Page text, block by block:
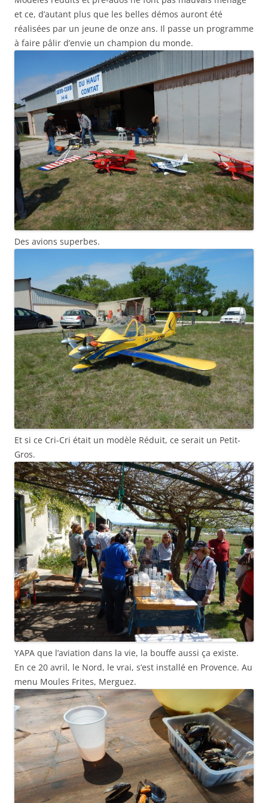
et ce, d’autant plus que les belles démos auront été
réalisées par un jeune de onze ans. Il passe un programme
à faire pâlir d’envie un champion du monde.
Des avions superbes.
Et si ce Cri-Cri était un modèle Réduit, ce serait un Petit-
Gros.
YAPA que l’aviation dans la vie, la bouffe aussi ça existe.
En ce 20 avril, le Nord, le vrai, s’est installé en Provence. Au
menu Moules Frites, Merguez.